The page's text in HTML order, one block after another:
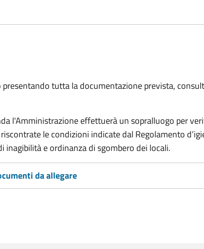
tutta la documentazione prevista,
l'Amministrazione effettuerà un sopralluogo per
le condizioni indicate dal Regolamento
inagibilità e ordinanza di sgombero dei locali.
da allegare